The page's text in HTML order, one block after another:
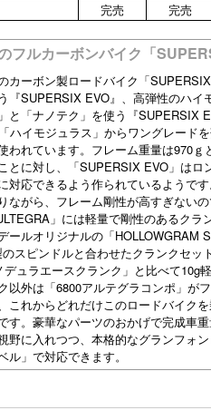
完売 完売
フルカーボンバイク「
カーボン製ロードバイク「
『SUPERSIX EVO』、高弾性のハ
と「ナノテク」を使う『SUPERSIX
ハイモジュラス」からワングレード
われています。フレーム重量は970
とに対し、「SUPERSIX EVO」は
対応できるよう作られているようで
ながら、フレーム剛性が高すぎない
」には軽量で剛性のあるク
ールオリジナルの「
スピンドルと合わせたクランクセ
ュラエースクランク」と比べて
以外は「6800アルテグラコンポ」が
これからどれだけこのロードバイク
す。豪華なパーツのおかげで完成車
野に入れつつ、本格的なグランフォ
」で対応できます。